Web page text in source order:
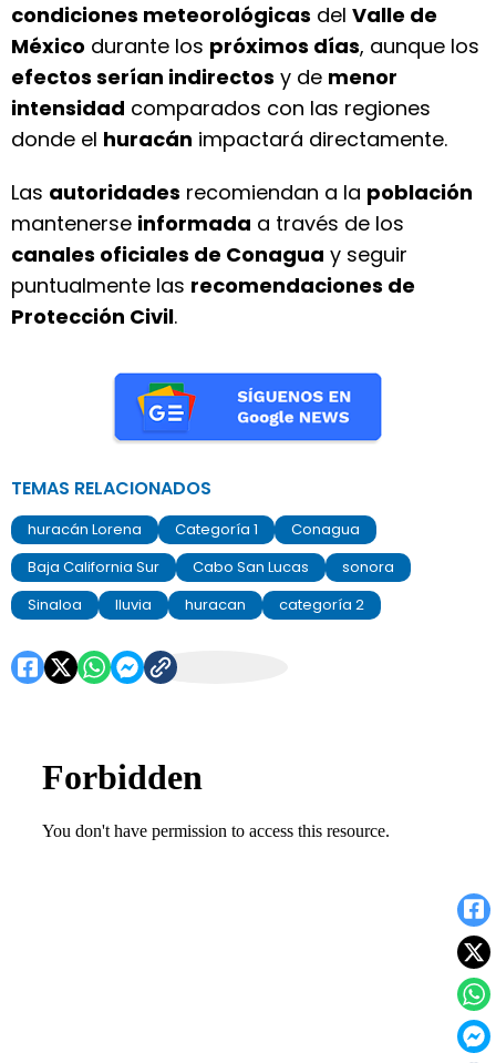
condiciones meteorológicas del Valle de
México durante los próximos días, aunque los
efectos serían indirectos y de menor
intensidad comparados con las regiones
donde el huracán impactará directamente.
Las autoridades recomiendan a la población
mantenerse informada a través de los
canales oficiales de Conagua y seguir
puntualmente las recomendaciones de
Protección Civil.
TEMAS RELACIONADOS
huracán Lorena Categoría 1
Conagua
Baja California Sur
Cabo San Lucas
sonora
Sinaloa
lluvia huracan categoría 2